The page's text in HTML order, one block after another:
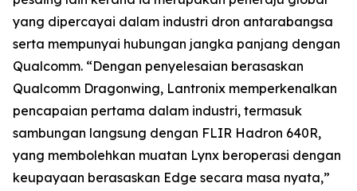
yang dipercayai dalam industri dron antarabangsa
serta mempunyai hubungan jangka panjang dengan
Qualcomm. “Dengan penyelesaian berasaskan
Qualcomm Dragonwing, Lantronix memperkenalkan
pencapaian pertama dalam industri, termasuk
sambungan langsung dengan FLIR Hadron 640R,
yang membolehkan muatan Lynx beroperasi dengan
keupayaan berasaskan Edge secara masa nyata,”